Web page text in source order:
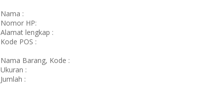
Nama :
Nomor HP:
Alamat lengkap :
Kode POS :
Nama Barang, Kode :
Ukuran :
Jumlah :